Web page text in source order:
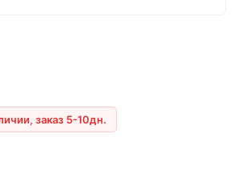
заказ 5-10дн.